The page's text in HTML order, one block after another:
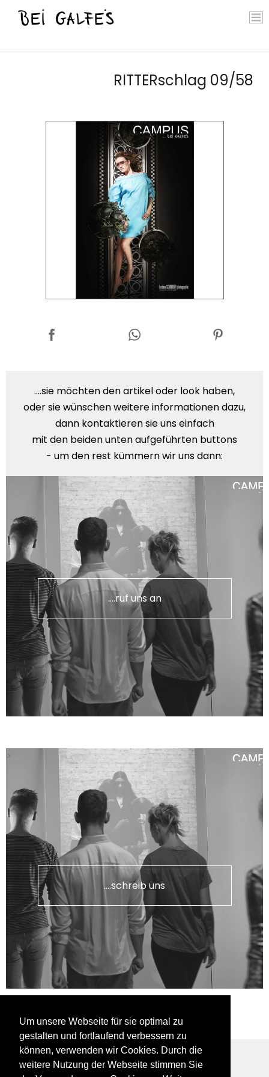
Um unsere Webseite für sie optimal zu
gestalten und fortlaufend verbessern zu
können, verwenden wir Cookies. Durch die
weitere Nutzung der Webseite stimmen Sie
RITTERschlag 09/58
....sie möchten den artikel oder look haben,
oder sie wünschen weitere informationen dazu,
dann kontaktieren sie uns einfach
mit den beiden unten aufgeführten buttons
- um den rest kümmern wir uns dann:
....ruf uns an
>
....schreib uns